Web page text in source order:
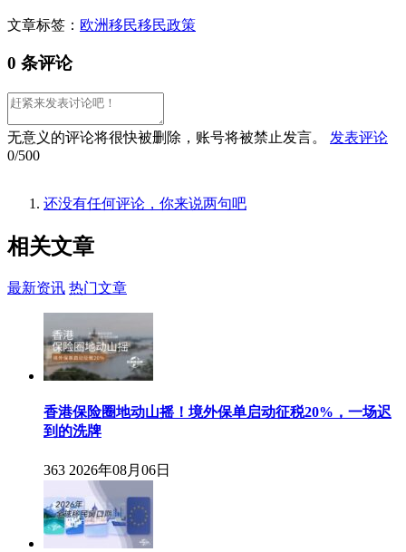
文章标签： 欧洲移民移民政策
0 条评论
无意义的评论将很快被删除，账号将被禁止发言。
发表评论
0/500
还没有任何评论，你来说两句吧
相关文章
最新资讯 热门文章
香港保险圈地动山摇！境外保单启动征税20%，一场迟
到的洗牌
363 2026年08月06日